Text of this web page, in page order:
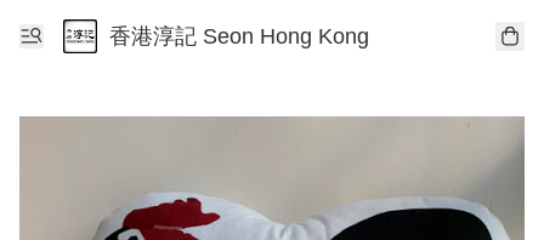
香港淳記 Seon Hong Kong